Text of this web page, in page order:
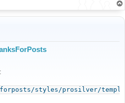
styles/prosilver/